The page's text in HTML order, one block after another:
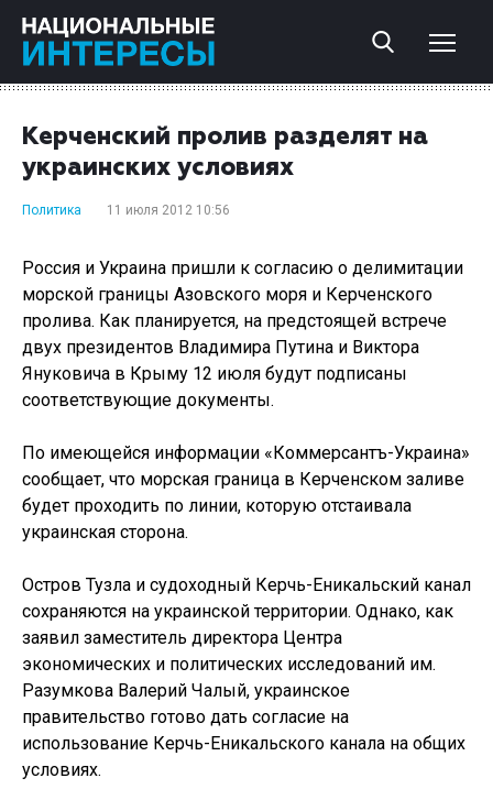
Керченский пролив разделят на
украинских условиях
Политика 11 июля 2012 10:56
Россия и Украина пришли к согласию о делимитации
морской границы Азовского моря и Керченского
пролива. Как планируется, на предстоящей встрече
двух президентов Владимира Путина и Виктора
Януковича в Крыму 12 июля будут подписаны
соответствующие документы.
По имеющейся информации «Коммерсантъ-Украина»
сообщает, что морская граница в Керченском заливе
будет проходить по линии, которую отстаивала
украинская сторона.
Остров Тузла и судоходный Керчь-Еникальский канал
сохраняются на украинской территории. Однако, как
заявил заместитель директора Центра
экономических и политических исследований им.
Разумкова Валерий Чалый, украинское
правительство готово дать согласие на
использование Керчь-Еникальского канала на общих
условиях.